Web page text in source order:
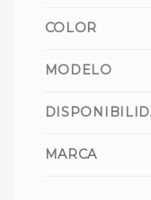
COLOR
MODELO
MARCA